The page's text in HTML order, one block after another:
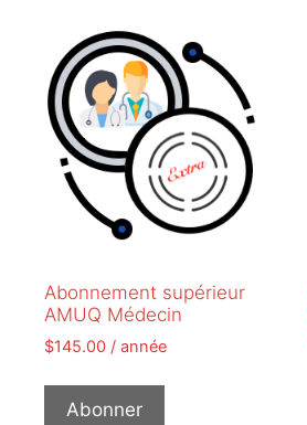
Abonnement supérieur
AMUQ Médecin
$145.00 / année
Abonner